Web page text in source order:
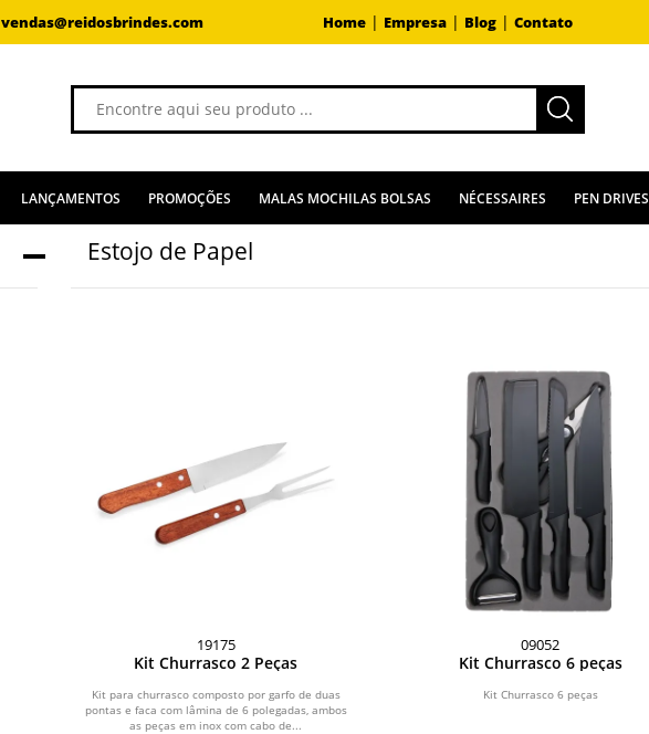
vendas@reidosbrindes.com Home| Empresa| Blog| Contato
LANÇAMENTOS PROMOÇÕES MALAS MOCHILAS BOLSAS NÉCESSAIRES PEN DRIVES
Estojo de Papel
19175
Kit Churrasco 2 Peças
Kit para churrasco composto por garfo de duas
pontas e faca com lâmina de 6 polegadas, ambos
as peças em inox com cabo de...
09052
Kit Churrasco 6 peças
Kit Churrasco 6 peças